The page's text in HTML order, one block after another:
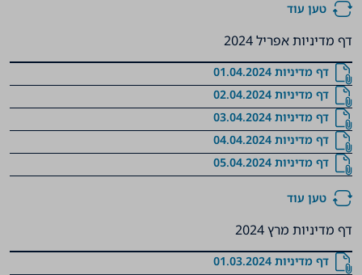
טען עוד
דף מדיניות אפריל 2024
דף מדיניות 01.04.2024
דף מדיניות 02.04.2024
דף מדיניות 03.04.2024
דף מדיניות 04.04.2024
דף מדיניות 05.04.2024
טען עוד
דף מדיניות מרץ 2024
דף מדיניות 01.03.2024